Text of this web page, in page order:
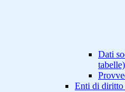
Dati
tabelle)
Enti di diritto